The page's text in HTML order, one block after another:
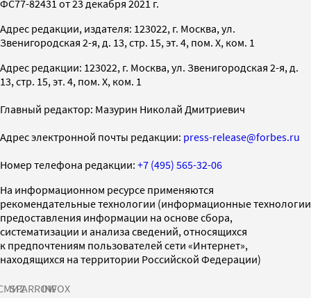
ФС77-82431 от 23 декабря 2021 г.
Адрес редакции, издателя: 123022, г. Москва, ул.
Звенигородская 2-я, д. 13, стр. 15, эт. 4, пом. X, ком. 1
Адрес редакции: 123022, г. Москва, ул. Звенигородская 2-я, д.
13, стр. 15, эт. 4, пом. X, ком. 1
Главный редактор: Мазурин Николай Дмитриевич
Адрес электронной почты редакции: press-release@forbes.ru
Номер телефона редакции: +7 (495) 565-32-06
На информационном ресурсе применяются
рекомендательные технологии (информационные технологии
предоставления информации на основе сбора,
систематизации и анализа сведений, относящихся
к предпочтениям пользователей сети «Интернет»,
находящихся на территории Российской Федерации)
SPARROWINFOX